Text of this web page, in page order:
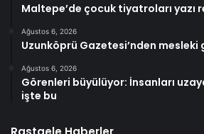
Maltepe’de çocuk tiyatroları yazı
Ağustos 6, 2026
Uzunköprü Gazetesi’nden mesleki
Ağustos 6, 2026
Görenleri büyülüyor: İnsanları
işte bu